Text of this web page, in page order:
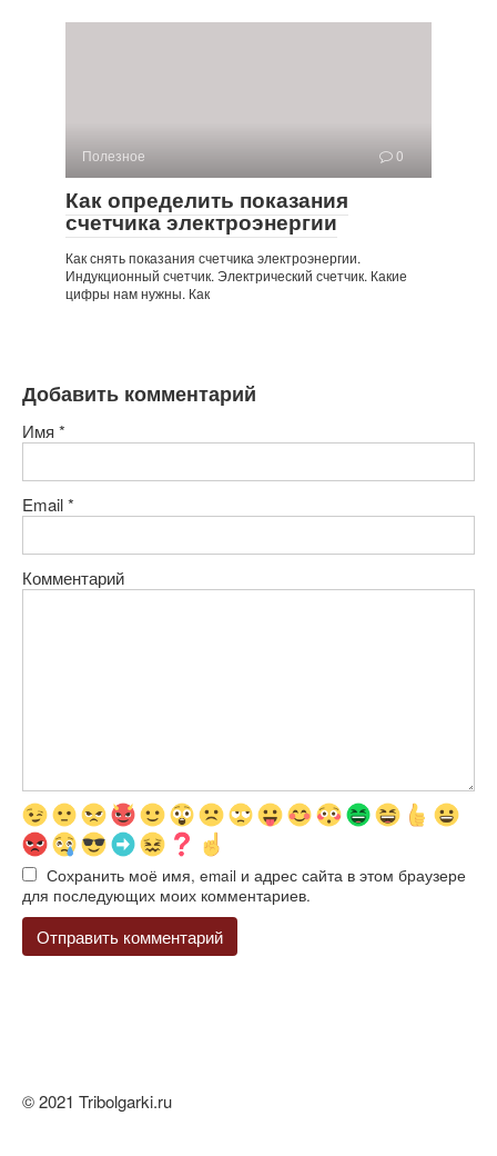
Полезное 0
Как определить показания
счетчика электроэнергии
Как снять показания счетчика электроэнергии.
Индукционный счетчик. Электрический счетчик. Какие
цифры нам нужны. Как
Добавить комментарий
Имя *
Email*
Комментарий
Сохранить моё имя, email и адрес сайта в этом браузере
для последующих моих комментариев.
© 2021 Tribolgarki.ru